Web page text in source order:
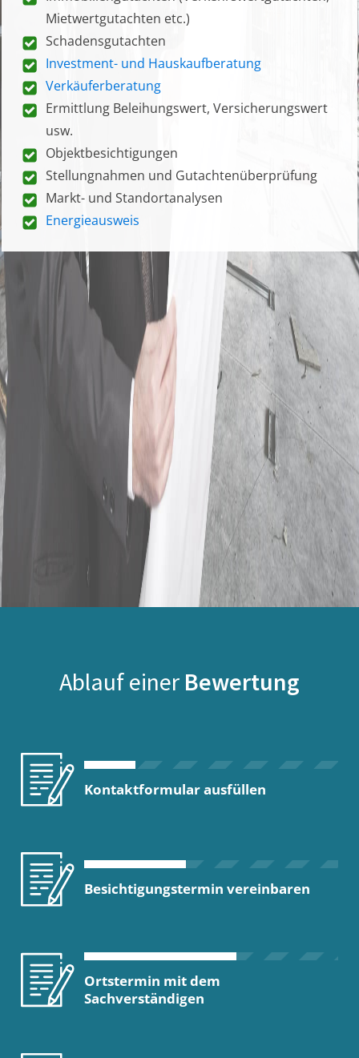
Mietwertgutachten etc.)
Schadensgutachten
Investment- und Hauskaufberatung
Verkäuferberatung
Ermittlung Beleihungswert, Versicherungswert
usw.
Objektbesichtigungen
Stellungnahmen und Gutachtenüberprüfung
Markt- und Standortanalysen
Energieausweis
Ablauf einer Bewertung
Kontaktformular ausfüllen
Besichtigungstermin vereinbaren
Ortstermin mit dem
Sachverständigen